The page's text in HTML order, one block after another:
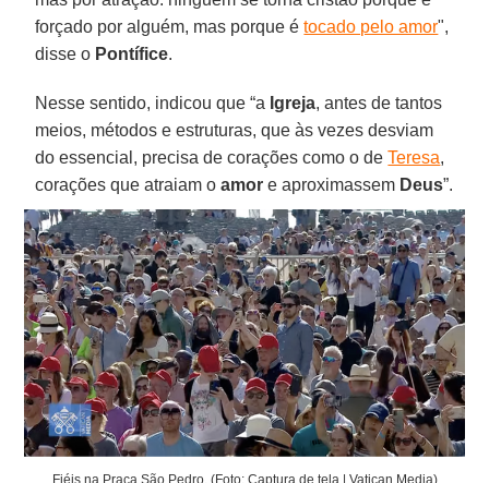
forçado por alguém, mas porque étocado pelo amor",
disse o Pontífice.
Nesse sentido, indicou que “a Igreja, antes de tantos
meios, métodos e estruturas, que às vezes desviam
do essencial, precisa de corações como o deTeresa,
corações que atraiam oamor e aproximassem Deus”.
Fiéis na Praça São Pedro. (Foto: Captura de tela | Vatican Media)